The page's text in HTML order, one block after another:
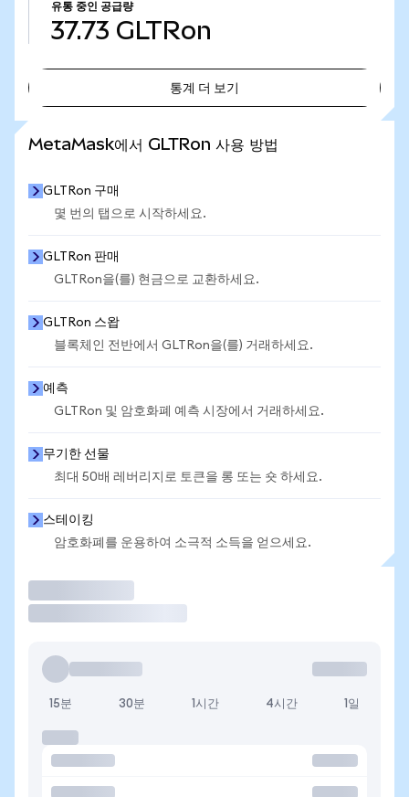
유통 중인 공급량
37.73 GLTRon
통계 더 보기
MetaMask에서 GLTRon 사용 방법
GLTRon 구매
몇 번의 탭으로 시작하세요.
GLTRon 판매
GLTRon을(를) 현금으로 교환하세요.
GLTRon 스왑
블록체인 전반에서 GLTRon을(를) 거래하세요.
예측
GLTRon 및 암호화폐 예측 시장에서 거래하세요.
무기한 선물
최대 50배 레버리지로 토큰을 롱 또는 숏 하세요.
스테이킹
암호화폐를 운용하여 소극적 소득을 얻으세요.
15분 30분 1시간 4시간 1일